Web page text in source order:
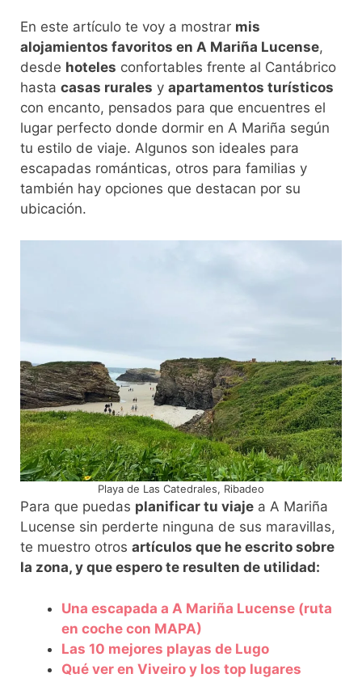
En este artículo te voy a mostrar mis
alojamientos favoritos en A Mariña Lucense,
desde hoteles confortables frente al Cantábrico
hasta casas rurales y apartamentos turísticos
con encanto, pensados para que encuentres el
lugar perfecto donde dormir en A Mariña según
tu estilo de viaje. Algunos son ideales para
escapadas románticas, otros para familias y
también hay opciones que destacan por su
ubicación.
Playa de Las Catedrales, Ribadeo
Para que puedas planificar tu viaje a A Mariña
Lucense sin perderte ninguna de sus maravillas,
te muestro otros artículos que he escrito sobre
la zona, y que espero te resulten de utilidad:
Una escapada a A Mariña Lucense (ruta
en coche con MAPA)
Las 10 mejores playas de Lugo
Qué ver en Viveiro y los top lugares